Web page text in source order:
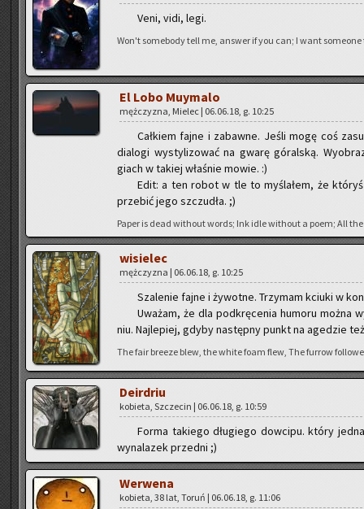
Veni, vidi, legi.
Won't so­me­bo­dy tell me, an­swer if you can; I want
El Lobo Muy­ma­lo
męż­czy­zna, Mie­lec | 06.06.18, g. 10:25
Cał­kiem fajne i za­baw­ne. Jeśli mogę coś
dia­lo­gi wy­sty­li­zo­wać na gwarę gó­ral­ską.
giach w ta­kiej wła­śnie mowie. :)
Edit: a ten robot w tle to my­śla­łem, że
prze­bić jego szczu­dła. ;)
Paper is dead wi­tho­ut words; Ink idle wi­tho­ut a poem; All
wi­sie­lec
męż­czy­zna | 06.06.18, g. 10:25
Sza­le­nie fajne i ży­wot­ne. Trzy­mam kciu­ki w
Uwa­żam, że dla pod­krę­ce­nia hu­mo­ru można
niu. Naj­le­piej, gdyby na­stęp­ny punkt na age­dzie
The fair bre­eze blew, the white foam flew, The fur­row
De­ir­driu
ko­bie­ta, Szcze­cin | 06.06.18, g. 10:59
Forma ta­kie­go dłu­gie­go dow­ci­pu. który
wy­na­la­zek przed­ni ;)
We­rwe­na
ko­bie­ta, 38 lat, Toruń | 06.06.18, g. 11:06